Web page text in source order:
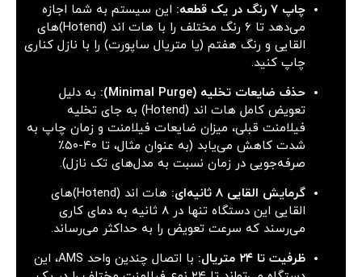
چاپ ۷ رنگ در یک قطعه:
این سیستم به شما اجازه
می‌دهد تا ۶ رنگ مختلف را با هات اند (Hotend)های
القایی و رنگ هفتم (یا متریال ساپورت) را با نازل کناری
چاپ کنید.
حذف ضایعات تخلیه (Minimal Purge):
به دلیل
تعویض کامل هات اند (Hotend) به جای تخلیه
فیلامنت قبلی، میزان ضایعات فیلامنت و زمان چاپ به
شدت کاهش می‌یابد (به عنوان مثال، تا ۴۰-۵۰٪
صرفه‌جویی در زمان نسبت به مدل‌های تک نازل).
گرمایش القایی ۸ ثانیه‌ای:
هات اند (Hotend)های
القایی این دستگاه تنها در ۸ ثانیه به دمای کاری
می‌رسند که سرعت تعویض را به حداکثر می‌رساند.
ظرفیت تا ۲۴ متریال:
با اتصال چندین واحد AMS، این